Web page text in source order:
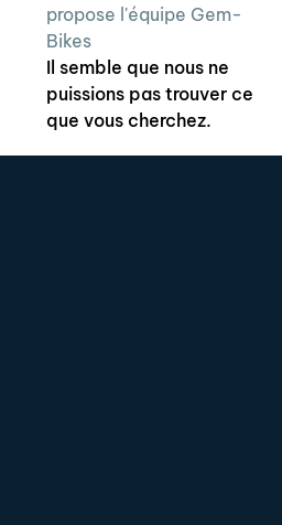
propose l'équipe Gem-
Bikes
Il semble que nous ne
puissions pas trouver ce
que vous cherchez.